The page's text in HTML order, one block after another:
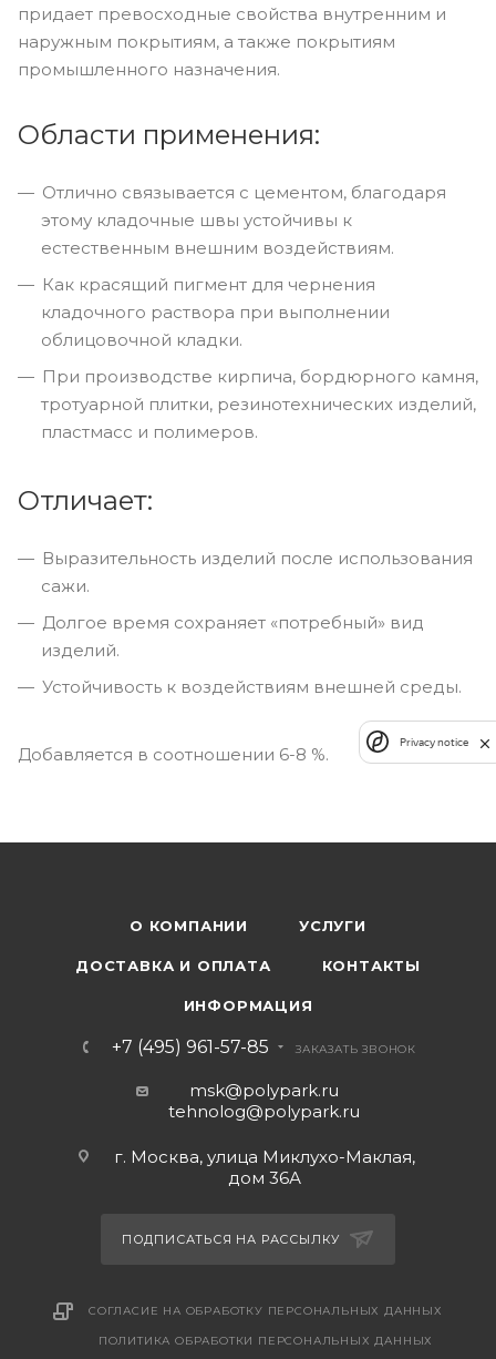
придает превосходные свойства внутренним и
наружным покрытиям, а также покрытиям
промышленного назначения.
Области применения:
Отлично связывается с цементом, благодаря
этому кладочные швы устойчивы к
естественным внешним воздействиям.
Как красящий пигмент для чернения
кладочного раствора при выполнении
облицовочной кладки.
При производстве кирпича, бордюрного камня,
тротуарной плитки, резинотехнических изделий,
пластмасс и полимеров.
Отличает:
Выразительность изделий после использования
сажи.
Долгое время сохраняет «потребный» вид
изделий.
Устойчивость к воздействиям внешней среды.
Добавляется в соотношении 6-8 %.
О КОМПАНИИ УСЛУГИ
ДОСТАВКА И ОПЛАТА КОНТАКТЫ
ИНФОРМАЦИЯ
+7 (495) 961-57-85 ЗАКАЗАТЬ ЗВОНОК
msk@polypark.ru
tehnolog@polypark.ru
г. Москва, улица Миклухо-Маклая,
дом 36А
ПОДПИСАТЬСЯ НА РАССЫЛКУ
СОГЛАСИЕ НА ОБРАБОТКУ ПЕРСОНАЛЬНЫХ ДАННЫХ
ПОЛИТИКА ОБРАБОТКИ ПЕРСОНАЛЬНЫХ ДАННЫХ
Privacy notice